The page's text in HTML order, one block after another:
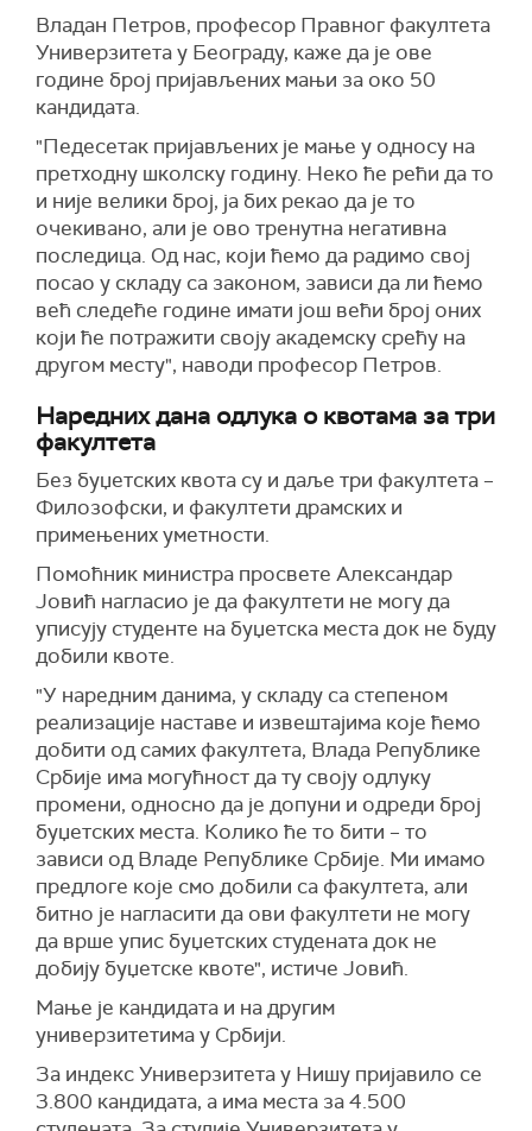
Владан Петров, професор Правног факултета
Универзитета у Београду, каже да је ове
године број пријављених мањи за око 50
кандидата.
"Педесетак пријављених је мање у односу на
претходну школску годину. Неко ће рећи да то
и није велики број, ја бих рекао да је то
очекивано, али је ово тренутна негативна
последица. Од нас, који ћемо да радимо свој
посао у складу са законом, зависи да ли ћемо
већ следеће године имати још већи број оних
који ће потражити своју академску срећу на
другом месту", наводи професор Петров.
Наредних дана одлука о квотама за три
факултета
Без буџетских квота су и даље три факултета –
Филозофски, и факултети драмских и
примењених уметности.
Помоћник министра просвете Александар
Јовић нагласио је да факултети не могу да
уписују студенте на буџетска места док не буду
добили квоте.
"У наредним данима, у складу са степеном
реализације наставе и извештајима које ћемо
добити од самих факултета, Влада Републике
Србије има могућност да ту своју одлуку
промени, односно да је допуни и одреди број
буџетских места. Колико ће то бити – то
зависи од Владе Републике Србије. Ми имамо
предлоге које смо добили са факултета, али
битно је нагласити да ови факултети не могу
да врше упис буџетских студената док не
добију буџетске квоте", истиче Јовић.
Мање је кандидата и на другим
универзитетима у Србији.
За индекс Универзитета у Нишу пријавило се
3.800 кандидата, а има места за 4.500